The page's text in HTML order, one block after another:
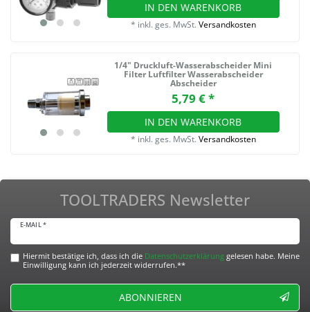
IN DEN WARENKORB
* inkl. ges. MwSt. Versandkosten
1/4" Druckluft-Wasserabscheider Mini
Filter Luftfilter Wasserabscheider
Abscheider
5,79 € *
IN DEN WARENKORB
* inkl. ges. MwSt. Versandkosten
TOOLTRADERS Newsletter
E-MAIL *
Hiermit bestätige ich, dass ich die Daten­schutz­erklärunggelesen habe. Meine
Einwilligung kann ich jederzeit widerrufen.**
ABONNIEREN